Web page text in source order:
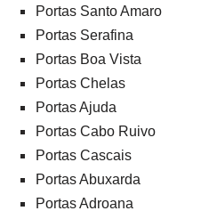
Portas Santo Amaro
Portas Serafina
Portas Boa Vista
Portas Chelas
Portas Ajuda
Portas Cabo Ruivo
Portas Cascais
Portas Abuxarda
Portas Adroana